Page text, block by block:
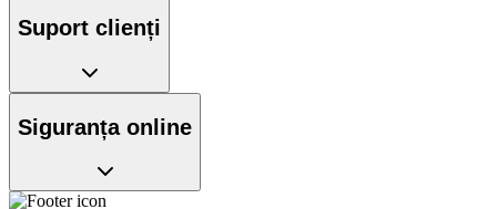
Suport clienți
Siguranța online